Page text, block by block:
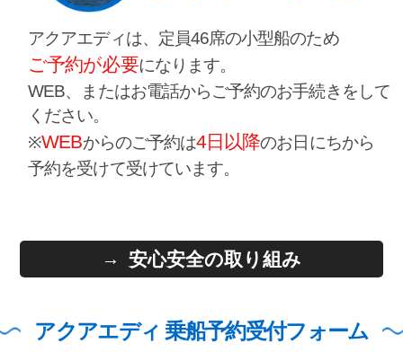
アクアエディは、定員46席の小型船のため
ご予約が必要になります。
WEB、またはお電話からご予約のお手続きをして
ください。
※WEBからのご予約は4日以降のお日にちから
予約を受けて受けています。
安心安全の取り組み
アクアエディ 乗船予約受付フォーム